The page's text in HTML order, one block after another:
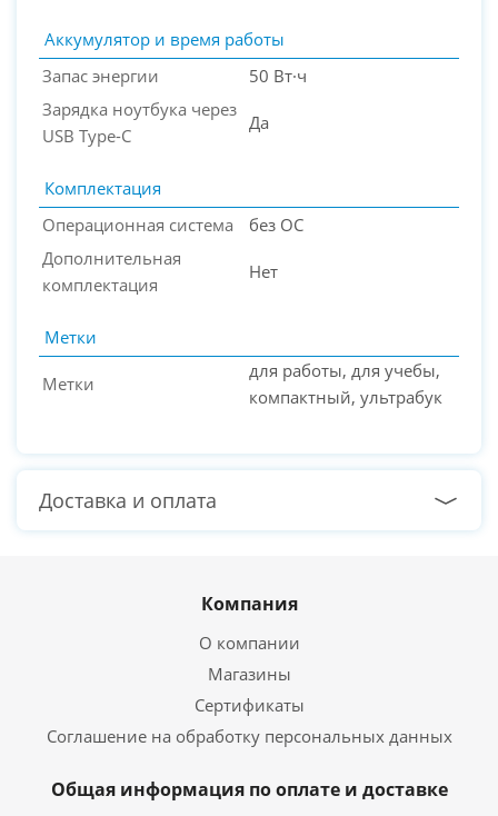
Аккумулятор и время работы
Запас энергии
50 Вт·ч
Зарядка ноутбука через
USB Type-C
Да
Комплектация
Операционная система
без ОС
Дополнительная
комплектация
Нет
Метки
Метки
для работы, для учебы,
компактный, ультрабук
Доставка и оплата
Компания
О компании
Магазины
Сертификаты
Соглашение на обработку персональных данных
Общая информация по оплате и доставке